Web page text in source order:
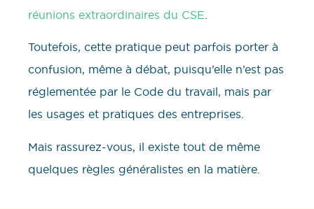
réunions extraordinaires du CSE
Toutefois, cette pratique peut parfois porter à
confusion, même à débat, puisqu’elle n’est pas
réglementée par le Code du travail, mais par
les usages et pratiques des entreprises.
Mais rassurez-vous, il existe tout de même
quelques règles généralistes en la matière.